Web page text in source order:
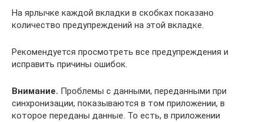
На ярлычке каждой вкладки в скобках показано
количество предупреждений на этой вкладке.
Рекомендуется просмотреть все предупреждения и
исправить причины ошибок.
Внимание. Проблемы с данными, переданными при
синхронизации, показываются в том приложении, в
которое переданы данные. То есть, в приложении